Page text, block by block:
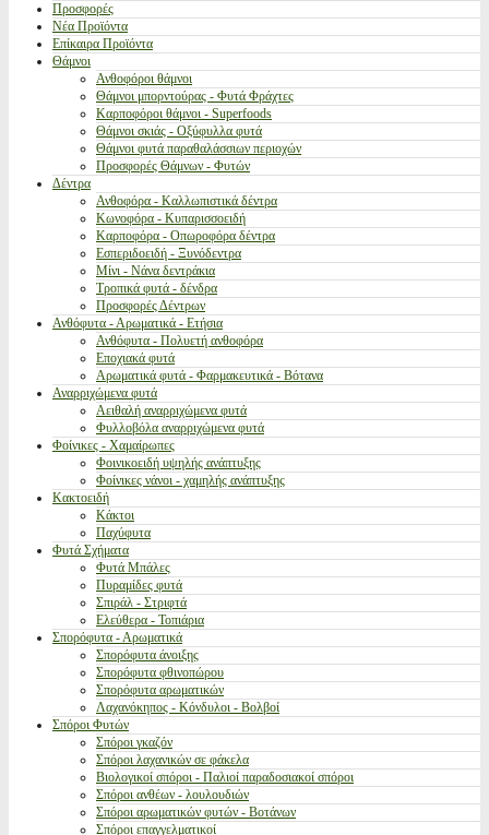
Προσφορές
Νέα Προϊόντα
Επίκαιρα Προϊόντα
Θάμνοι
Ανθοφόροι θάμνοι
Θάμνοι μπορντούρας - Φυτά Φράχτες
Καρποφόροι θάμνοι - Superfoods
Θάμνοι σκιάς - Οξύφυλλα φυτά
Θάμνοι φυτά παραθαλάσσιων περιοχών
Προσφορές Θάμνων - Φυτών
Δέντρα
Ανθοφόρα - Καλλωπιστικά δέντρα
Κωνοφόρα - Κυπαρισσοειδή
Καρποφόρα - Οπωροφόρα δέντρα
Εσπεριδοειδή - Ξυνόδεντρα
Μίνι - Νάνα δεντράκια
Τροπικά φυτά - δένδρα
Προσφορές Δέντρων
Ανθόφυτα - Αρωματικά - Ετήσια
Ανθόφυτα - Πολυετή ανθοφόρα
Εποχιακά φυτά
Αρωματικά φυτά - Φαρμακευτικά - Βότανα
Αναρριχώμενα φυτά
Αειθαλή αναρριχώμενα φυτά
Φυλλοβόλα αναρριχώμενα φυτά
Φοίνικες - Χαμαίρωπες
Φοινικοειδή υψηλής ανάπτυξης
Φοίνικες νάνοι - χαμηλής ανάπτυξης
Κακτοειδή
Κάκτοι
Παχύφυτα
Φυτά Σχήματα
Φυτά Μπάλες
Πυραμίδες φυτά
Σπιράλ - Στριφτά
Ελεύθερα - Τοπιάρια
Σπορόφυτα - Αρωματικά
Σπορόφυτα άνοιξης
Σπορόφυτα φθινοπώρου
Σπορόφυτα αρωματικών
Λαχανόκηπος - Κόνδυλοι - Βολβοί
Σπόροι Φυτών
Σπόροι γκαζόν
Σπόροι λαχανικών σε φάκελα
Βιολογικοί σπόροι - Παλιοί παραδοσιακοί σπόροι
Σπόροι ανθέων - λουλουδιών
Σπόροι αρωματικών φυτών - Βοτάνων
Σπόροι επαγγελματικοί